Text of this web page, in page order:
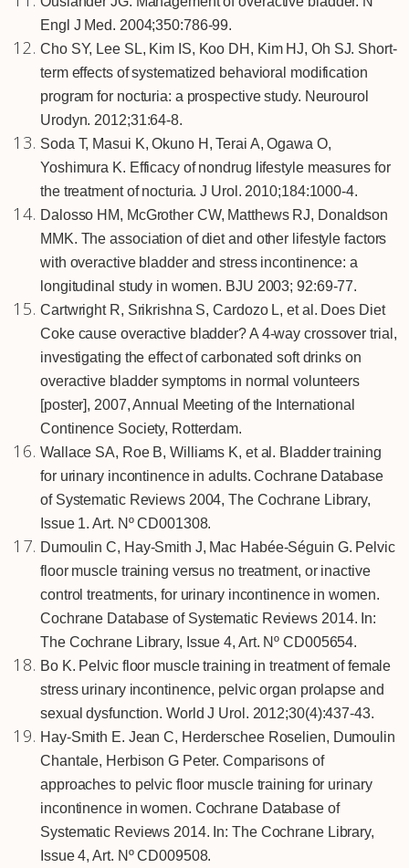
Engl J Med. 2004;350:786-99.
Cho SY, Lee SL, Kim IS, Koo DH, Kim HJ, Oh SJ. Short-
term effects of systematized behavioral modification
program for nocturia: a prospective study. Neurourol
Urodyn. 2012;31:64-8.
Soda T, Masui K, Okuno H, Terai A, Ogawa O,
Yoshimura K. Efficacy of nondrug lifestyle measures for
the treatment of nocturia. J Urol. 2010;184:1000-4.
Dalosso HM, McGrother CW, Matthews RJ, Donaldson
MMK. The association of diet and other lifestyle factors
with overactive bladder and stress incontinence: a
longitudinal study in women. BJU 2003; 92:69-77.
Cartwright R, Srikrishna S, Cardozo L, et al. Does Diet
Coke cause overactive bladder? A 4-way crossover trial,
investigating the effect of carbonated soft drinks on
overactive bladder symptoms in normal volunteers
[poster], 2007, Annual Meeting of the International
Continence Society, Rotterdam.
Wallace SA, Roe B, Williams K, et al. Bladder training
for urinary incontinence in adults. Cochrane Database
of Systematic Reviews 2004, The Cochrane Library,
Issue 1. Art. Nº CD001308.
Dumoulin C, Hay-Smith J, Mac Habée-Séguin G. Pelvic
floor muscle training versus no treatment, or inactive
control treatments, for urinary incontinence in women.
Cochrane Database of Systematic Reviews 2014. In:
The Cochrane Library, Issue 4, Art. Nº CD005654.
Bo K. Pelvic floor muscle training in treatment of female
stress urinary incontinence, pelvic organ prolapse and
sexual dysfunction. World J Urol. 2012;30(4):437-43.
Hay-Smith E. Jean C, Herderschee Roselien, Dumoulin
Chantale, Herbison G Peter. Comparisons of
approaches to pelvic floor muscle training for urinary
incontinence in women. Cochrane Database of
Systematic Reviews 2014. In: The Cochrane Library,
Issue 4, Art. Nº CD009508.